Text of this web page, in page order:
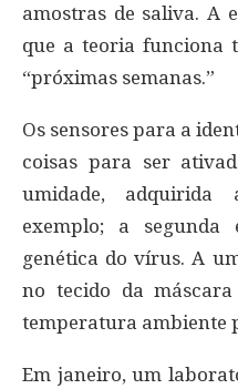
amostras de saliva. A
que a teoria funciona
“próximas semanas.”
Os sensores para a
coisas para ser
umidade,
exemplo; a segunda
genética do vírus. A
no tecido da
temperatura ambiente
Em janeiro, um